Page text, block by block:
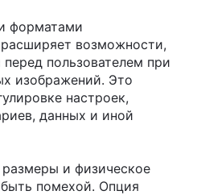
форматами
возможности,
пользователем при
изображений. Это
настроек,
данных и иной
и физическое
помехой. Опция